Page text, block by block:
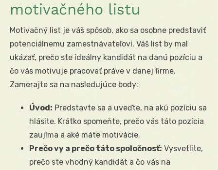
motivačného listu
Motivačný list je váš spôsob, ako sa osobne predstaviť
potenciálnemu zamestnávateľovi. Váš list by mal
ukázať, prečo ste ideálny kandidát na danú pozíciu a
čo vás motivuje pracovať práve v danej firme.
Zamerajte sa na nasledujúce body:
Úvod: Predstavte sa a uveďte, na akú pozíciu sa
hlásite. Krátko spomeňte, prečo vás táto pozícia
zaujíma a aké máte motivácie.
Prečo vy a prečo táto spoločnosť: Vysvetlite,
prečo ste vhodný kandidát a čo vás na